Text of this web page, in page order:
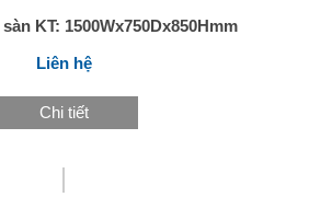
KT: 1500Wx750Dx850Hmm
Liên hệ
Chi tiết